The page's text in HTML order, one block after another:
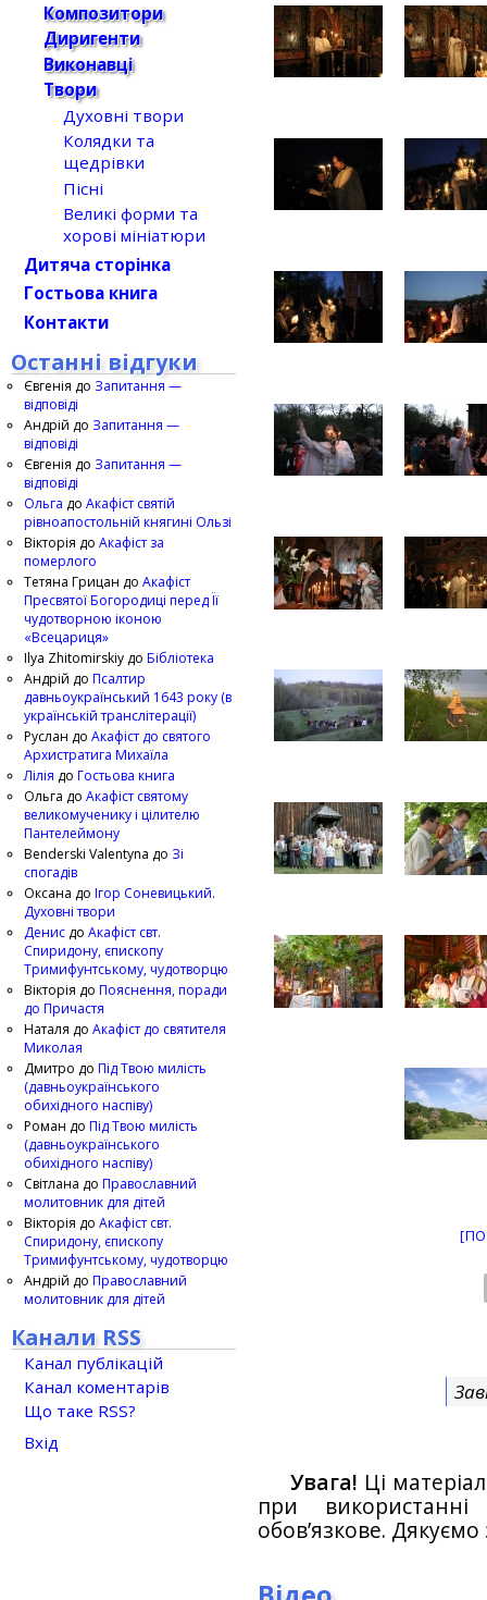
Увага! Ці
при
обов’язкове.
Композитори
Диригенти
Виконавці
Твори
Духовні твори
Колядки та
щедрівки
Пісні
Великі форми та
хорові мініатюри
Дитяча сторінка
Гостьова книга
Контакти
Останні відгуки
Євгенія до Запитання —
відповіді
Андрій до Запитання —
відповіді
Євгенія до Запитання —
відповіді
Ольга до Акафіст святій
рівноапостольній княгині Ользі
Вікторія до Акафіст за
померлого
Тетяна Грицан до Акафіст
Пресвятої Богородиці перед Її
чудотворною іконою
«Всецариця»
Ilya Zhitomirskiy до Бібліотека
Андрій до Псалтир
давньоукраїнський 1643 року (в
українській транслітерації)
Руслан до Акафіст до святого
Архистратига Михаїла
Лілія до Гостьова книга
Ольга до Акафіст святому
великомученику і цілителю
Пантелеймону
Benderski Valentyna до Зі
спогадів
Оксана до Ігор Соневицький.
Духовні твори
Денис до Акафіст свт.
Спиридону, єпископу
Тримифунтському, чудотворцю
Вікторія до Пояснення, поради
до Причастя
Наталя до Акафіст до святителя
Миколая
Дмитро до Під Твою милість
(давньоукраїнського
обихідного наспіву)
Роман до Під Твою милість
(давньоукраїнського
обихідного наспіву)
Світлана до Православний
молитовник для дітей
Вікторія до Акафіст свт.
Спиридону, єпископу
Тримифунтському, чудотворцю
Андрій до Православний
молитовник для дітей
Канали RSS
Канал публікацій
Канал коментарів
Що таке RSS?
Вхід